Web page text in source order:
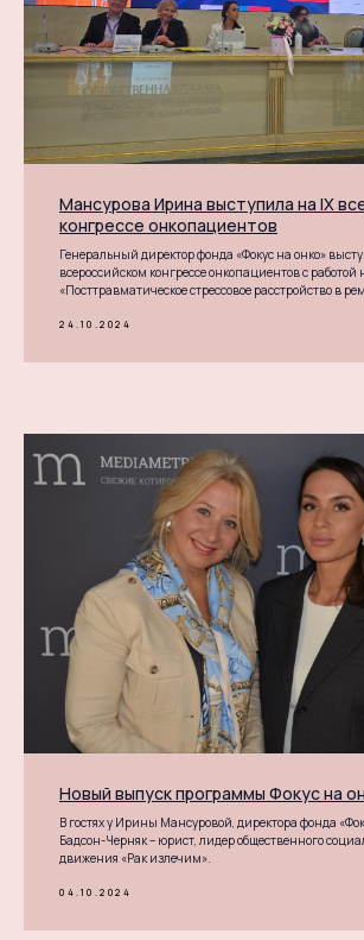
Мансурова Ирина выступила на IX
конгрессе онкопациентов
Генеральный директор фонда «Фокус на онко»
всероссийском конгрессе онкопациентов с работой
«Посттравматическое стрессовое расстройство в
24.10.2024
Новый выпуск программы Фокус на
В гостях у Ирины Мансуровой, директора фонда
Бадсон-Черняк – юрист, лидер общественного
движения «Рак излечим».
04.10.2024